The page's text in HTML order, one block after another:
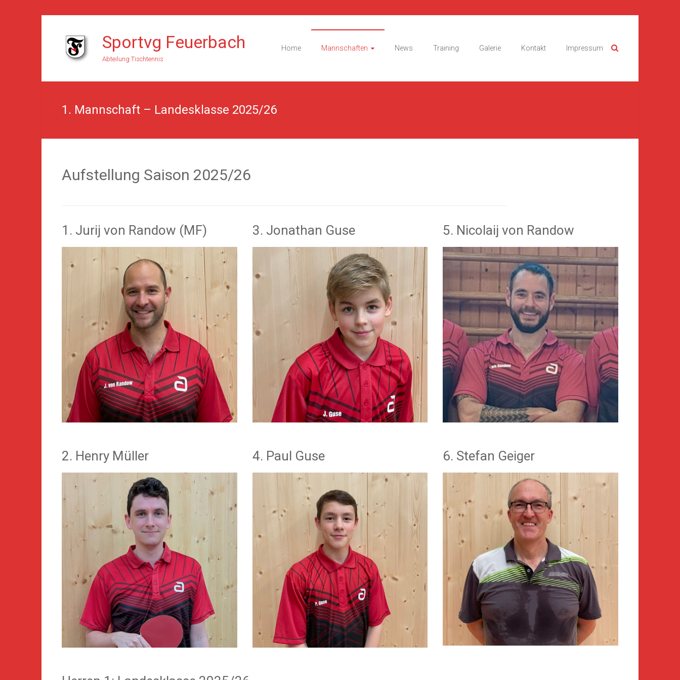
content
Sportvg Feuerbach
Abteilung Tischtennis
Home Mannschaften News Training Galerie Kontakt Impressum
1. Mannschaft – Landesklasse 2025/26
Aufstellung Saison 2025/26
1. Jurij von Randow (MF)
2. Henry Müller
3. Jonathan Guse
4. Paul Guse
5. Nicolaij von Randow
6. Stefan Geiger